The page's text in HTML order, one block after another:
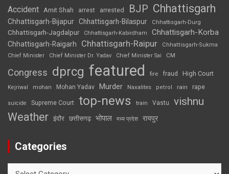
Accident Amit Shah arrest arrested BJP Chhattisgarh
Chhattisgarh-Bijapur Chhattisgarh-Bilaspur Chhattisgarh-Durg
Chhattisgarh-Jagdalpur Chhattisgarh-Kabirdham Chhattisgarh-Korba
Chhattisgarh-Raigarh Chhattisgarh-Raipur
Chhattisgarh-Sukma
Chief Minister
Chief Minister Dr. Yadav Chief Minister Sai CM
Congress dprcg featured fire fraud High Court
Kejriwal mohan Mohan Yadav Murder Naxalites petrol rain rape
suicide Supreme Court top-news train Vastu vishnu
Weather इंदौर छत्तीसगढ़ भोपाल मध्य प्रदेश रायपुर
Categories